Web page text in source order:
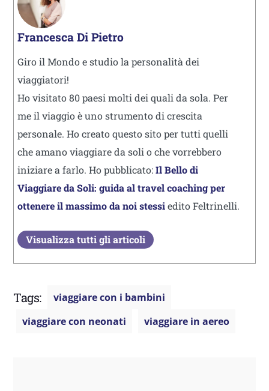
Francesca Di Pietro
Giro il Mondo e studio la personalità dei
viaggiatori!
Ho visitato 80 paesi molti dei quali da sola. Per
me il viaggio è uno strumento di crescita
personale. Ho creato questo sito per tutti quelli
che amano viaggiare da soli o che vorrebbero
iniziare a farlo. Ho pubblicato:Il Bello di
Viaggiare da Soli: guida al travel coaching per
ottenere il massimo da noi stessiedito Feltrinelli.
Visualizza tutti gli articoli
Tags:
viaggiare con i bambini
viaggiare con neonati
viaggiare in aereo